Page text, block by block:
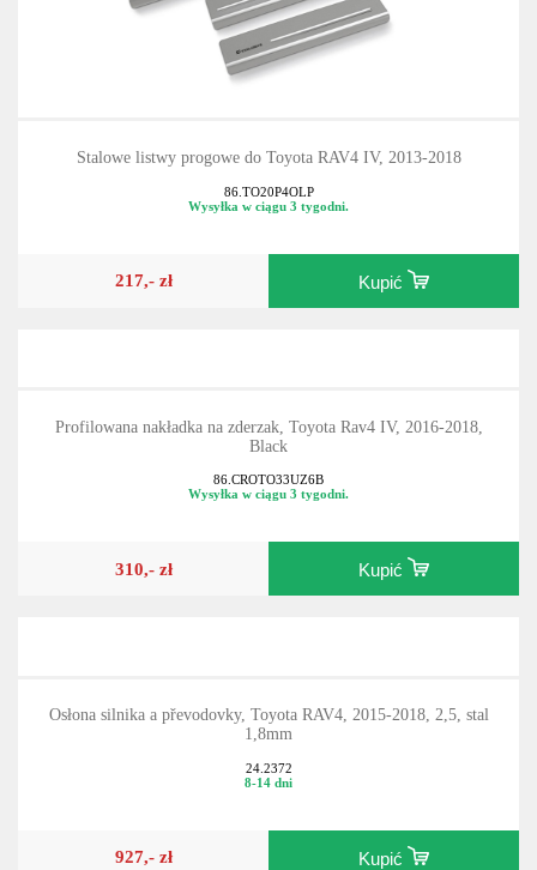
Stalowe listwy progowe do Toyota RAV4 IV, 2013-2018
86.TO20P4OLP
Wysyłka w ciągu 3 tygodni.
217,- zł Kupić
Profilowana nakładka na zderzak, Toyota Rav4 IV, 2016-2018,
Black
86.CROTO33UZ6B
Wysyłka w ciągu 3 tygodni.
310,- zł Kupić
Osłona silnika a převodovky, Toyota RAV4, 2015-2018, 2,5, stal
1,8mm
24.2372
8-14 dni
927,- zł Kupić